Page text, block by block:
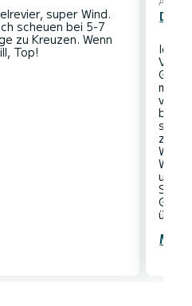
super Wind.
scheuen bei 5-7
zu Kreuzen. Wenn
Den
und